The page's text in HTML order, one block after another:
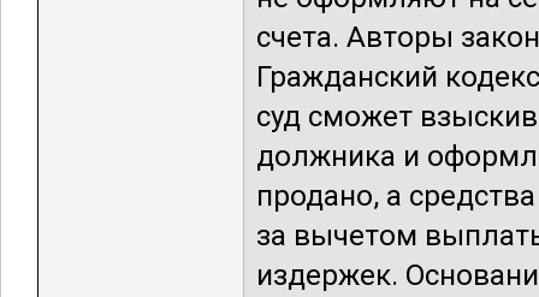
счета. Авторы
Гражданский
суд сможет
должника и
продано, а
за вычетом
издержек.